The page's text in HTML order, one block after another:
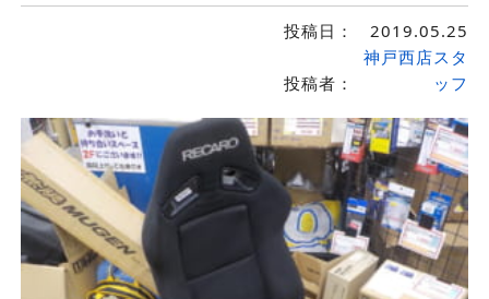
投稿日： 2019.05.25
投稿者：
神戸西店スタ
ッフ